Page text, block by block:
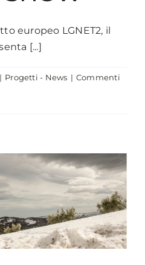
europeo LGNET2, il
[...]
| Progetti - News | Commenti